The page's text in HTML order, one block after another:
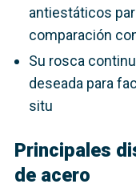
antiestáticos
comparación
Su rosca
deseada para
situ
Principales
de acero